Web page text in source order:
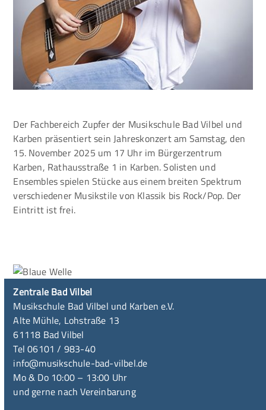
Der Fachbereich Zupfer der Musikschule Bad Vilbel und
Karben präsentiert sein Jahreskonzert am Samstag, den
15. November 2025 um 17 Uhr im Bürgerzentrum
Karben, Rathausstraße 1 in Karben. Solisten und
Ensembles spielen Stücke aus einem breiten Spektrum
verschiedener Musikstile von Klassik bis Rock/Pop. Der
Eintritt ist frei.
Zentrale Bad Vilbel
Musikschule Bad Vilbel und Karben e.V.
Alte Mühle, Lohstraße 13
61118 Bad Vilbel
Tel 06101 / 983-40
info@musikschule-bad-vilbel.de
Mo & Do 10:00 – 13:00 Uhr
und gerne nach Vereinbarung